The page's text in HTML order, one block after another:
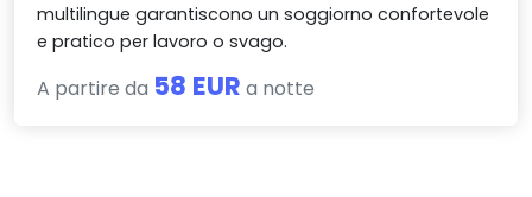
multilingue garantiscono un soggiorno confortevole
e pratico per lavoro o svago.
A partire da 58 EUR a notte